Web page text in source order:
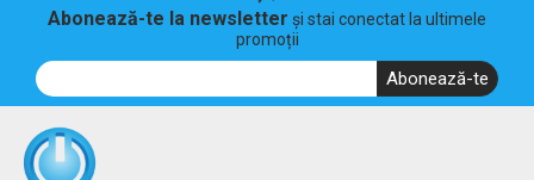
Abonează-te la newsletter și stai conectat la ultimele
promoții
Abonează-te